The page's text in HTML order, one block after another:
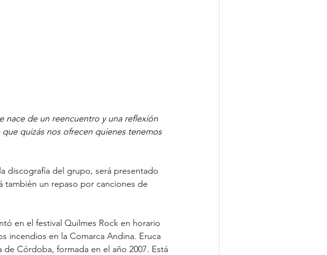
nace de un reencuentro y una reflexión
quizás nos ofrecen quienes tenemos
discografía del grupo, será presentado
también un repaso por canciones de
en el festival Quilmes Rock en horario
incendios en la Comarca Andina. Eruca
Córdoba, formada en el año 2007. Está